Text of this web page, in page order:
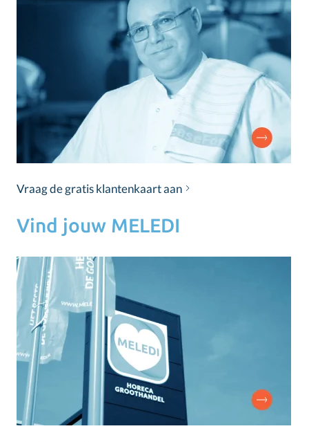
Vraag de gratis klantenkaart aan
Vind jouw MELEDI